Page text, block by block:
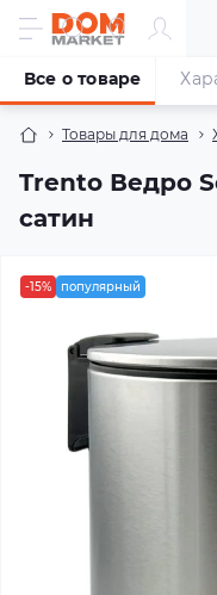
Товары для дома
Trento Ведро
сатин
Все о товаре
-15% популярный